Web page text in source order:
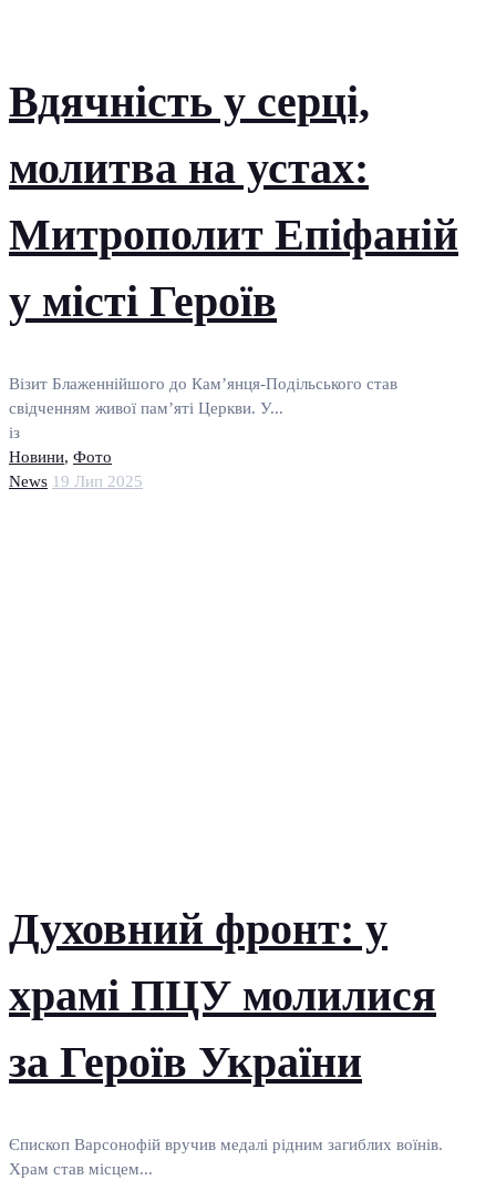
Вдячність у серці,
молитва на устах:
Митрополит Епіфаній
у місті Героїв
Візит Блаженнійшого до Кам’янця-Подільського став
свідченням живої пам’яті Церкви. У...
із
Новини, Фото
News 19 Лип 2025
Духовний фронт: у
храмі ПЦУ молилися
за Героїв України
Єпископ Варсонофій вручив медалі рідним загиблих воїнів.
Храм став місцем...